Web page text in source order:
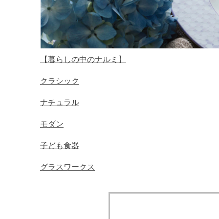
【暮らしの中のナルミ】
クラシック
ナチュラル
モダン
子ども食器
グラスワークス